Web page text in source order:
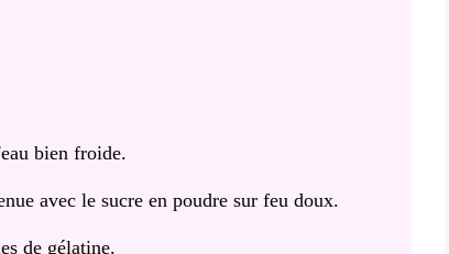
bien froide.
avec le sucre en poudre sur feu doux.
de gélatine.